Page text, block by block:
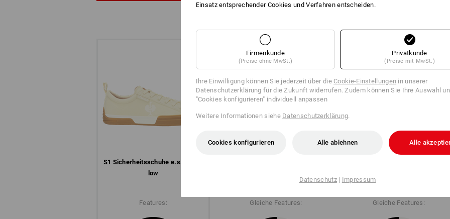
S1 Sicherheits­schuhe e.s. Yatala
low
Features: Gleiche Features: Gleiche Features:
Einsatz entsprechender Cookies und Verfahren entscheiden.
Firmenkunde
(Preise ohne MwSt.)
Privatkunde
(Preise mit MwSt.)
Ihre Einwilligung können Sie jederzeit über dieCookie-Einstellungen in unserer
Datenschutzerklärung für die Zukunft widerrufen. Zudem können Sie Ihre Auswahl
"Cookies konfigurieren" individuell anpassen
Weitere Informationen siehe Datenschutzerklärung.
Cookies konfigurieren Alle ablehnen Alle
Datenschutz| Impressum